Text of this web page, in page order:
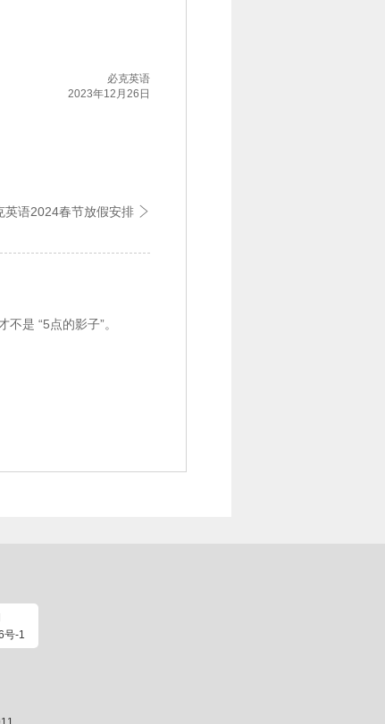
必克英语
2023年12月26日
英语2024春节放假安排 
不是 “5点的影子”。
号-1